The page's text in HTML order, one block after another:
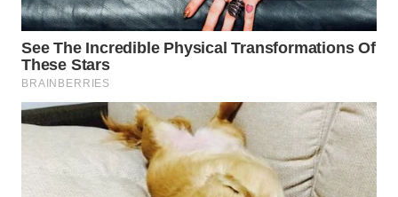
MADURA
WN
SURABAYA
WN
WN